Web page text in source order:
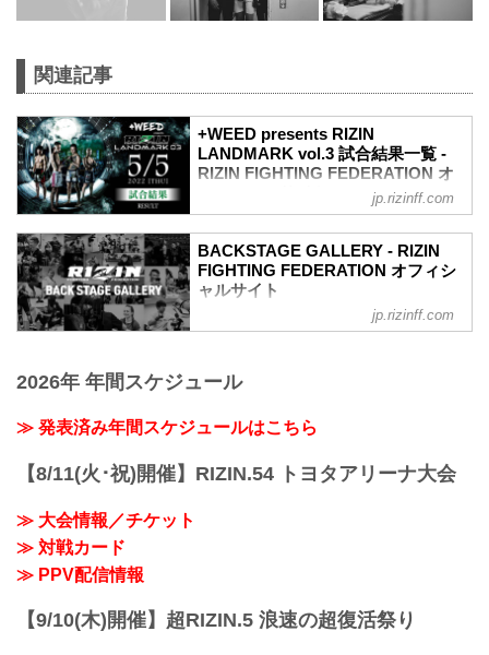
関連記事
+WEED presents RIZIN
LANDMARK vol.3 試合結果一覧 -
RIZIN FIGHTING FEDERATION オ
平
RIZIN MMAルール：5分 3R（68.0kg）
（WIN）クレベル・コイケ vs. 萩原京平
1R 1分37秒 SUB（タップアウト：リアネ
第4試合 ／倉本一真 vs. 魚井フルスイン
RIZIN MMAルール：5分 3R（61.0kg）
（LOSE）
jp.rizinff.com
BACKSTAGE GALLERY - RIZIN
FIGHTING FEDERATION オフィシ
ャルサイト
BACKSTAGE GALLERY の記事一覧 - 格
イジン ファイティング フェデレーショ
いきます。
jp.rizinff.com
2026年 年間スケジュール
≫ 発表済み年間スケジュールはこちら
【8/11(火･祝)開催】RIZIN.54 トヨタアリーナ大会
≫ 大会情報／チケット
≫ 対戦カード
≫ PPV配信情報
【9/10(木)開催】超RIZIN.5 浪速の超復活祭り